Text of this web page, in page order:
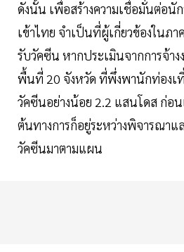
ดังนั้น เพื่อสร้างความเชื่อมั่นต่อนั
เข้าไทย จำเป็นที่ผู้เกี่ยวข้องในภา
รับวัคซีน หากประเมินจากการจ้าง
พื้นที่ 20 จังหวัด ที่พึ่งพานักท่องเที่
วัคซีนอย่างน้อย 2.2 แสนโดส ก่อน
ต้นทางการก็อยู่ระหว่างพิจารณาแ
วัคซีนมาตามแผน